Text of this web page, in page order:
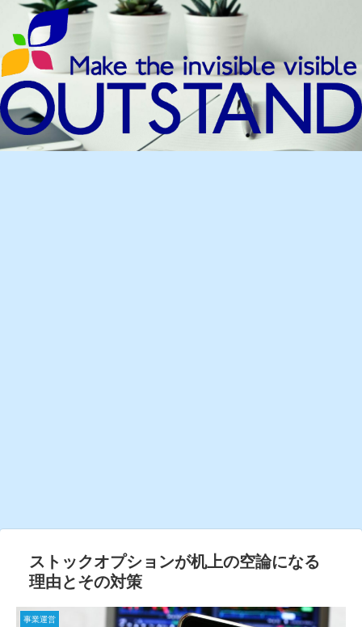
ストックオプションが机上の空論になる
理由とその対策
事業運営